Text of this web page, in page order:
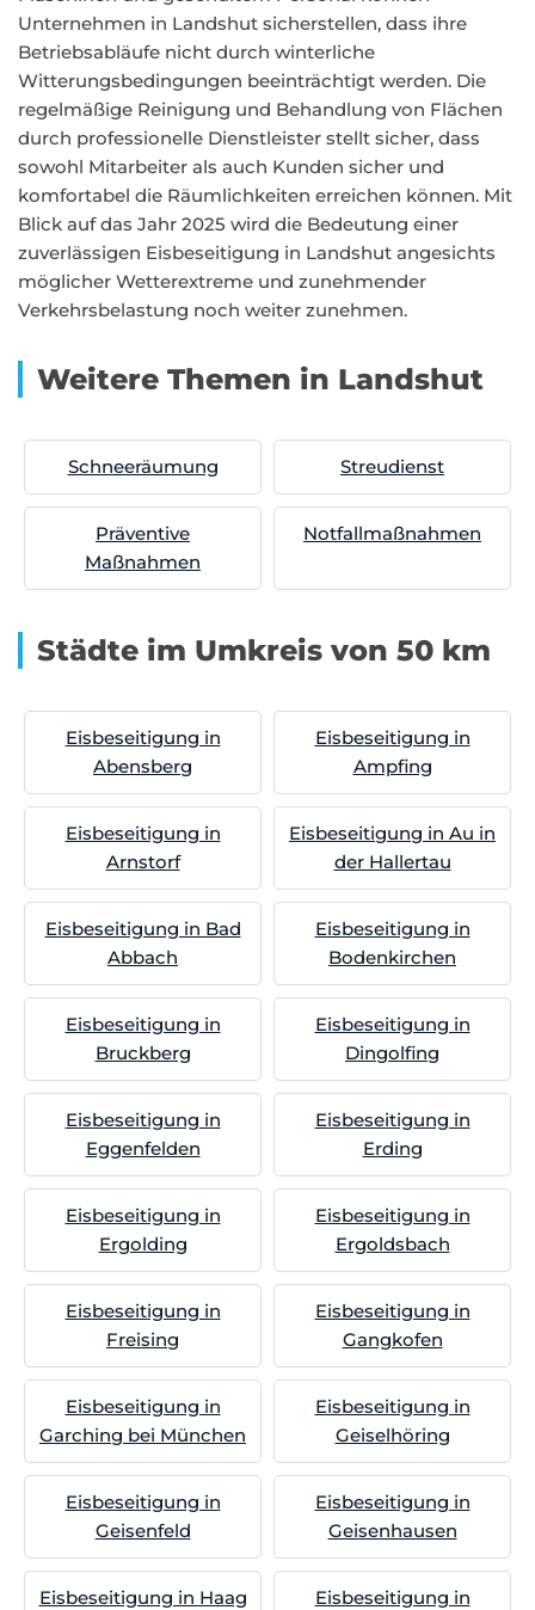
Unternehmen in Landshut sicherstellen, dass ihre
Betriebsabläufe nicht durch winterliche
Witterungsbedingungen beeinträchtigt werden. Die
regelmäßige Reinigung und Behandlung von Flächen
durch professionelle Dienstleister stellt sicher, dass
sowohl Mitarbeiter als auch Kunden sicher und
komfortabel die Räumlichkeiten erreichen können. Mit
Blick auf das Jahr 2025 wird die Bedeutung einer
zuverlässigen Eisbeseitigung in Landshut angesichts
möglicher Wetterextreme und zunehmender
Verkehrsbelastung noch weiter zunehmen.
Weitere Themen in Landshut
Schneeräumung Streudienst
Präventive
Maßnahmen
Notfallmaßnahmen
Städte im Umkreis von 50 km
Eisbeseitigung in
Abensberg
Eisbeseitigung in
Ampfing
Eisbeseitigung in
Arnstorf
Eisbeseitigung in Au in
der Hallertau
Eisbeseitigung in Bad
Abbach
Eisbeseitigung in
Bodenkirchen
Eisbeseitigung in
Bruckberg
Eisbeseitigung in
Dingolfing
Eisbeseitigung in
Eggenfelden
Eisbeseitigung in
Erding
Eisbeseitigung in
Ergolding
Eisbeseitigung in
Ergoldsbach
Eisbeseitigung in
Freising
Eisbeseitigung in
Gangkofen
Eisbeseitigung in
Garching bei München
Eisbeseitigung in
Geiselhöring
Eisbeseitigung in
Geisenfeld
Eisbeseitigung in
Geisenhausen
Eisbeseitigung in Haag
Eisbeseitigung in